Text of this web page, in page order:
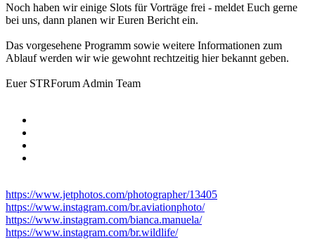
Noch haben wir einige Slots für Vorträge frei - meldet Euch gerne
bei uns, dann planen wir Euren Bericht ein.
Das vorgesehene Programm sowie weitere Informationen zum
Ablauf werden wir wie gewohnt rechtzeitig hier bekannt geben.
Euer STRForum Admin Team
https://www.jetphotos.com/photographer/13405
https://www.instagram.com/br.aviationphoto/
https://www.instagram.com/bianca.manuela/
https://www.instagram.com/br.wildlife/